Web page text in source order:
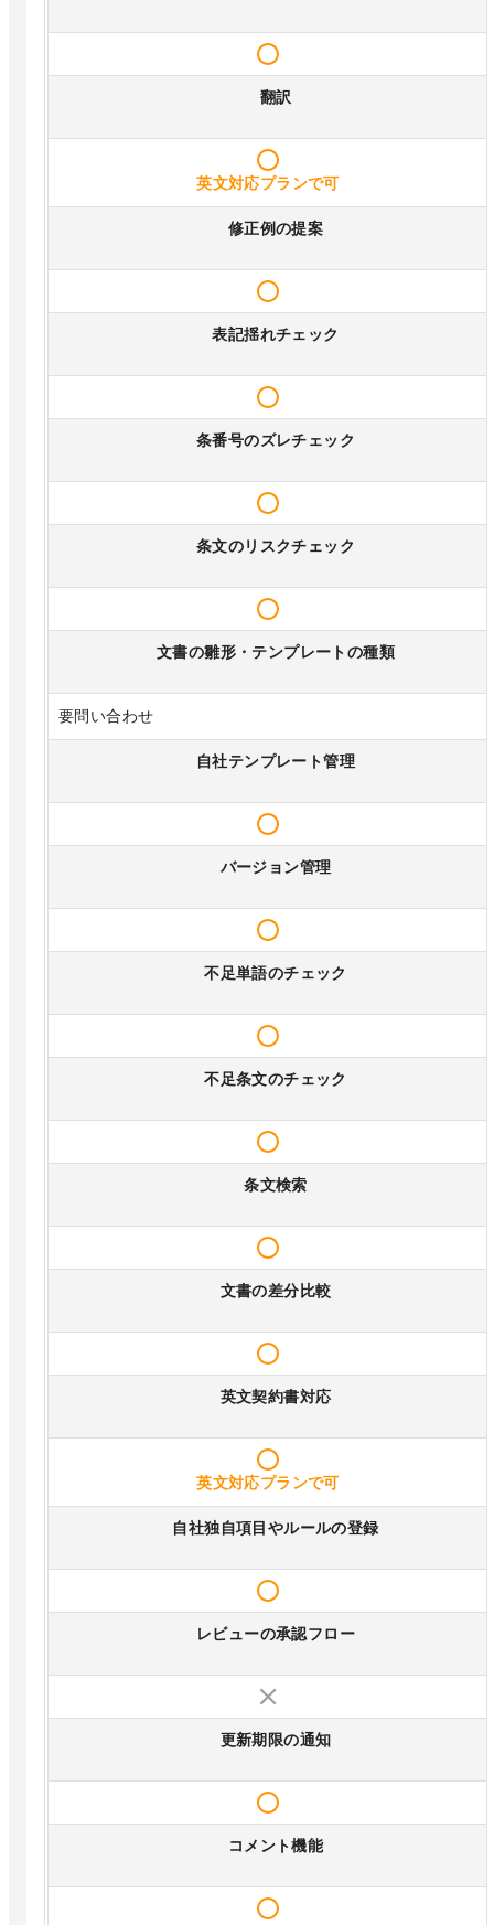
翻訳
英文対応プランで可
修正例の提案
表記揺れチェック
条番号のズレチェック
条文のリスクチェック
文書の雛形・テンプレートの種類
要問い合わせ
自社テンプレート管理
バージョン管理
不足単語のチェック
不足条文のチェック
条文検索
文書の差分比較
英文契約書対応
英文対応プランで可
自社独自項目やルールの登録
レビューの承認フロー
更新期限の通知
コメント機能